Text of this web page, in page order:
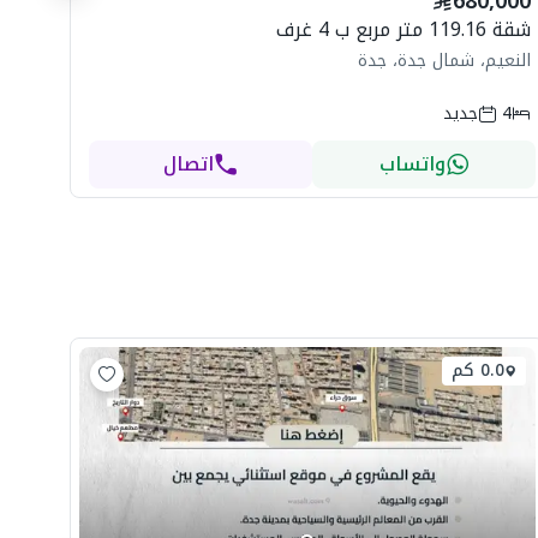
شقة 119.16 متر مربع ب 4 غرف
النعيم، شمال جدة، جدة
4
جديد
واتساب اتصال
0.0 كم